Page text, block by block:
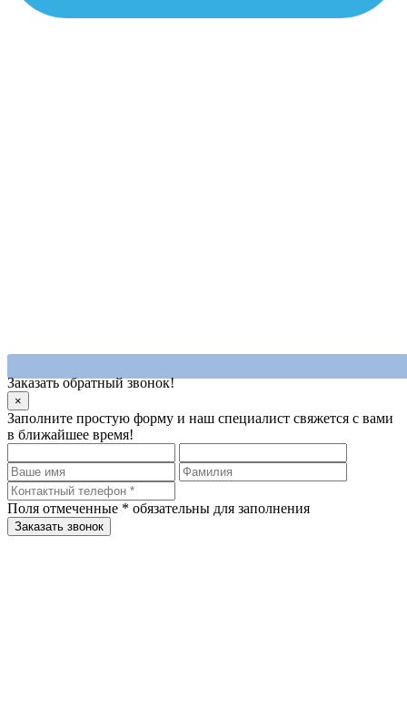
Заказать обратный звонок!
×
Заполните простую форму и наш специалист свяжется с вами
в ближайшее время!
Поля отмеченные * обязательны для заполнения